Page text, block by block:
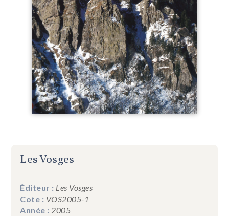
Les Vosges
Éditeur : Les Vosges
Cote : VOS2005-1
Année : 2005